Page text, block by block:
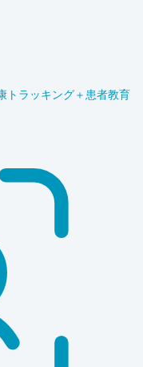
トラッキング＋患者教育